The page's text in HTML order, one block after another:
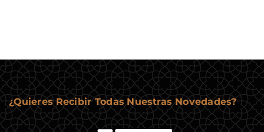
¿Quieres Recibir Todas Nuestras Novedades?